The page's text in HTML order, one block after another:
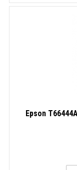
Epson